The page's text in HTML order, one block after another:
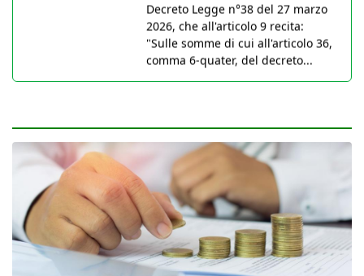
Decreto Legge n°38 del 27 marzo
2026, che all'articolo 9 recita:
"Sulle somme di cui all'articolo 36,
comma 6-quater, del decreto...